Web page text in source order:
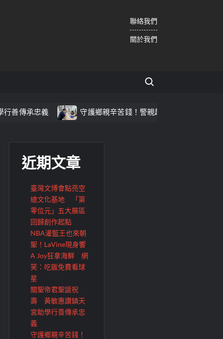
聯絡我們
關於我們
Search for:
義 守護鄉親辛苦錢！警親赴農會推廣防詐機制
近期文章
臺灣文博會點亮空
總文化基地 「第
零位元」五大展區
回歸創作起點
NBA灌籃王也來朝
聖！LaVine現身饗
A Joy狂拿海鮮 網
笑：吃飯免費看球
星
關聖帝君聖誕祝
壽 黃敏惠讚鎮天
宮助學行善傳承忠
義
守護鄉親辛苦錢！